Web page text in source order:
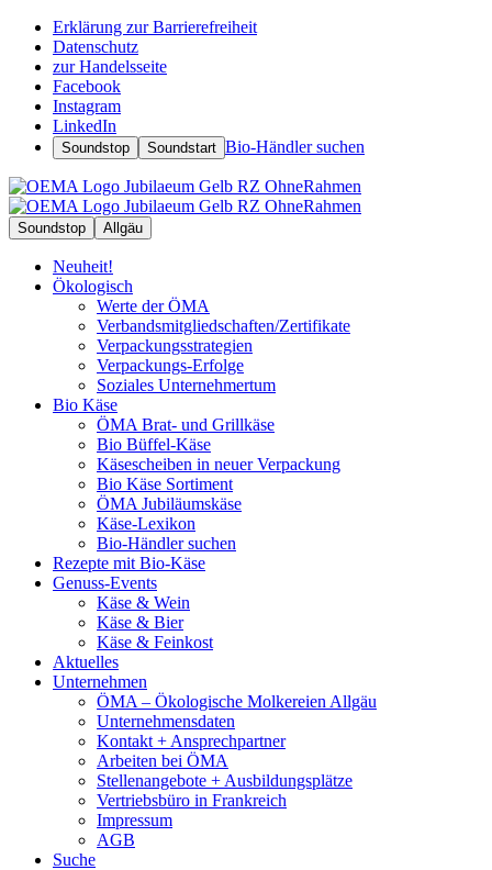
Erklärung zur Barrierefreiheit
Datenschutz
zur Handelsseite
Facebook
Instagram
LinkedIn
Soundstop Soundstart Bio-Händler suchen
Soundstop Allgäu
Neuheit!
Ökologisch
Werte der ÖMA
Verbandsmitgliedschaften/Zertifikate
Verpackungsstrategien
Verpackungs-Erfolge
Soziales Unternehmertum
Bio Käse
ÖMA Brat- und Grillkäse
Bio Büffel-Käse
Käsescheiben in neuer Verpackung
Bio Käse Sortiment
ÖMA Jubiläumskäse
Käse-Lexikon
Bio-Händler suchen
Rezepte mit Bio-Käse
Genuss-Events
Käse & Wein
Käse & Bier
Käse & Feinkost
Aktuelles
Unternehmen
ÖMA – Ökologische Molkereien Allgäu
Unternehmensdaten
Kontakt + Ansprechpartner
Arbeiten bei ÖMA
Stellenangebote + Ausbildungsplätze
Vertriebsbüro in Frankreich
Impressum
AGB
Suche